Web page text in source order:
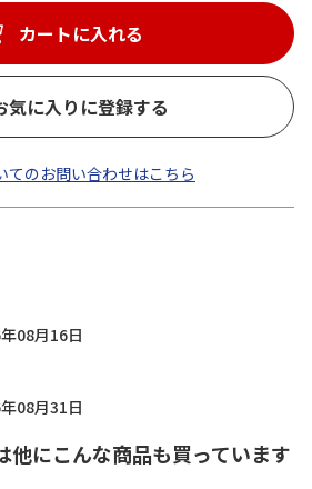
カートに入れる
気に入りに登録する
てのお問い合わせはこちら
08月16日
08月31日
他にこんな商品も買っています